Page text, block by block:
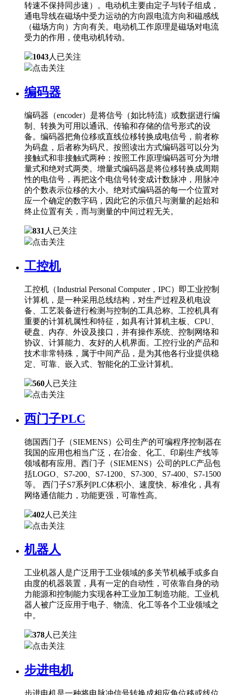
转速不保持同步速）。电动机主要由定子与转子组成，
通电导线在磁场中受力运动的方向跟电流方向和磁感线
（磁场方向）方向有关。电动机工作原理是磁场对电流
受力的作用，使电动机转动。
1043人已关注
点击关注
编码器
编码器（encoder）是将信号（如比特流）或数据进行编
制、转换为可用以通讯、传输和存储的信号形式的设
备。编码器把角位移或直线位移转换成电信号，前者称
为码盘，后者称为码尺。按照读出方式编码器可以分为
接触式和非接触式两种；按照工作原理编码器可分为增
量式和绝对式两类。增量式编码器是将位移转换成周期
性的电信号，再把这个电信号转变成计数脉冲，用脉冲
的个数表示位移的大小。绝对式编码器的每一个位置对
应一个确定的数字码，因此它的示值只与测量的起始和
终止位置有关，而与测量的中间过程无关。
831 人已关注
点击关注
工控机
工控机（Industrial Personal Computer，IPC）即工业控制
计算机，是一种采用总线结构，对生产过程及机电设
备、工艺装备进行检测与控制的工具总称。工控机具有
重要的计算机属性和特征，如具有计算机主板、CPU、
硬盘、内存、外设及接口，并有操作系统、控制网络和
协议、计算能力、友好的人机界面。工控行业的产品和
技术非常特殊，属于中间产品，是为其他各行业提供稳
定、可靠、嵌入式、智能化的工业计算机。
560人已关注
点击关注
西门子PLC
德国西门子（SIEMENS）公司生产的可编程序控制器在
我国的应用也相当广泛，在冶金、化工、印刷生产线等
领域都有应用。西门子（SIEMENS）公司的PLC产品包
括LOGO、S7-200、S7-1200、S7-300、S7-400、S7-1500
等。 西门子S7系列PLC体积小、速度快、标准化，具有
网络通信能力，功能更强，可靠性高。
402人已关注
点击关注
机器人
工业机器人是广泛用于工业领域的多关节机械手或多自
由度的机器装置，具有一定的自动性，可依靠自身的动
力能源和控制能力实现各种工业加工制造功能。工业机
器人被广泛应用于电子、物流、化工等各个工业领域之
中。
378人已关注
点击关注
步进电机